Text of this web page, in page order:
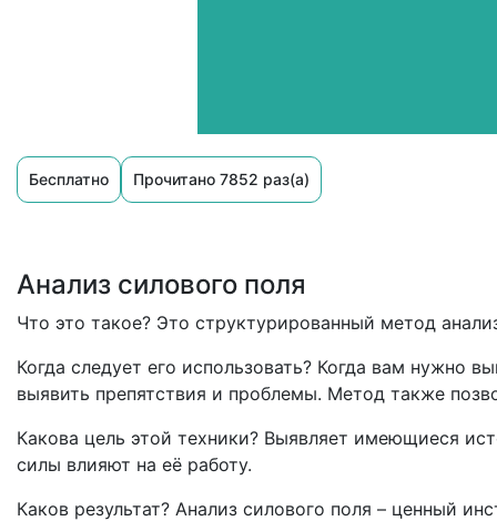
Бесплатно Прочитано 7852 раз(а)
Анализ силового поля
Что это такое? Это структурированный метод
Когда следует его использовать? Когда вам нужно
выявить препятствия и проблемы. Метод также
Какова цель этой техники? Выявляет имеющиеся
силы влияют на её работу.
Каков результат? Анализ силового поля – ценный